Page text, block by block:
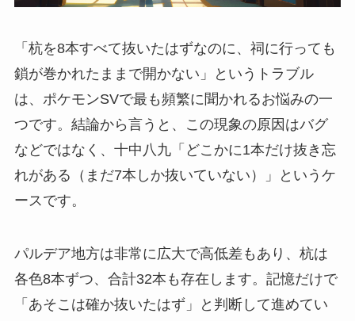
「杭を8本すべて抜いたはずなのに、祠に行っても
鎖が巻かれたままで開かない」というトラブル
は、ポケモンSVで最も頻繁に聞かれるお悩みの一
つです。結論から言うと、この現象の原因はバグ
などではなく、十中八九「どこかに1本だけ抜き忘
れがある（まだ7本しか抜いていない）」というケ
ースです。
パルデア地方は非常に広大で高低差もあり、杭は
各色8本ずつ、合計32本も存在します。記憶だけで
「あそこは確か抜いたはず」と判断して進めてい